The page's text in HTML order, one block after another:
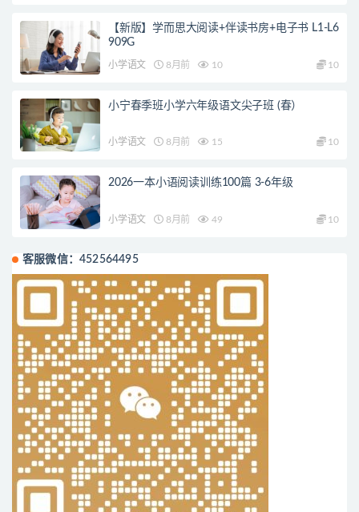
【新版】学而思大阅读+伴读书房+电子书 L1-L6
909G
小学语文 8月前 10 10
小宁春季班小学六年级语文尖子班 (春）
小学语文 8月前 15 10
2026一本小语阅读训练100篇 3-6年级
小学语文 8月前 49 10
客服微信：452564495